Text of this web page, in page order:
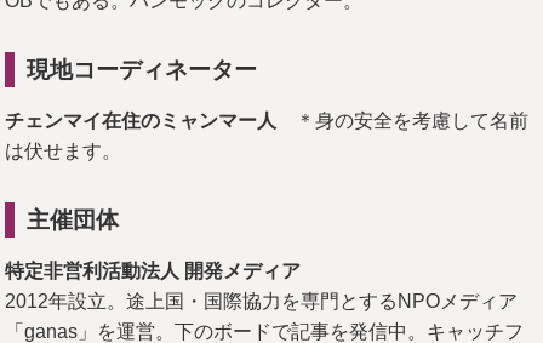
現地コーディネーター
チェンマイ在住のミャンマー人
＊身の安全を考慮して名前
は伏せます。
主催団体
特定非営利活動法人 開発メディア
2012年設立。途上国・国際協力を専門とするNPOメディア
「ganas」を運営。下のボードで記事を発信中。キャッチフ